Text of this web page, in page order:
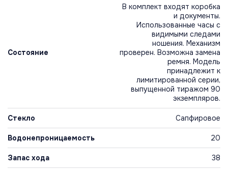
Состояние
В комплект входят коробка
и документы.
Использованные часы с
видимыми следами
ношения. Механизм
проверен. Возможна замена
ремня. Модель
принадлежит к
лимитированной серии,
выпущенной тиражом 90
экземпляров.
Стекло Сапфировое
Водонепроницаемость 20
Запас хода 38